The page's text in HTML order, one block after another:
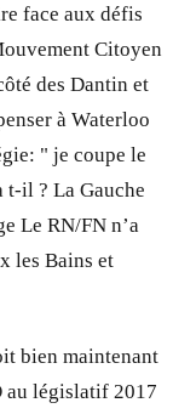
face aux défis
Citoyen
des Dantin et
à Waterloo
" je coupe le
t-il ? La Gauche
Le RN/FN n’a
les Bains et
bien maintenant
au législatif 2017